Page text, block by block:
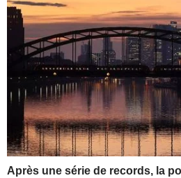
Après une série de records, la